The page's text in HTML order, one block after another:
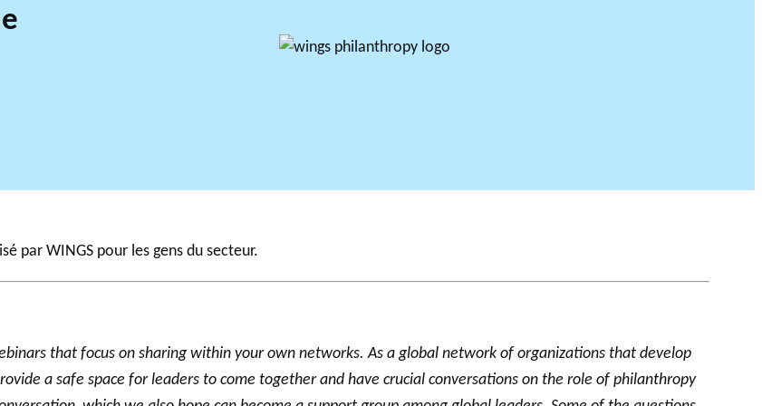
par WINGS pour les gens du secteur.
that focus on sharing within your own networks. As a global network of organizations that develop
a safe space for leaders to come together and have crucial conversations on the role of philanthropy